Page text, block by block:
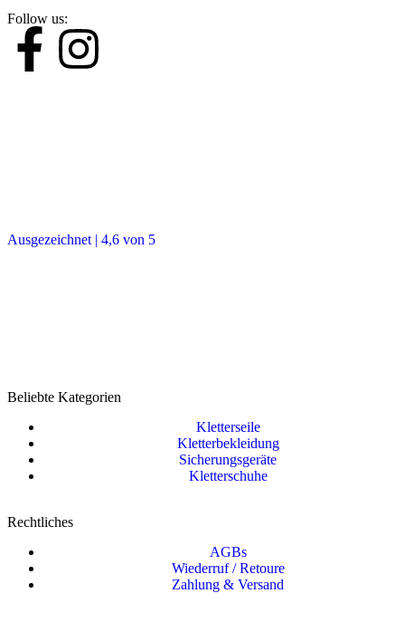
Follow us:
Ausgezeichnet | 4,6 von 5
Beliebte Kategorien
Kletterseile
Kletterbekleidung
Sicherungsgeräte
Kletterschuhe
Rechtliches
AGBs
Wiederruf / Retoure
Zahlung & Versand